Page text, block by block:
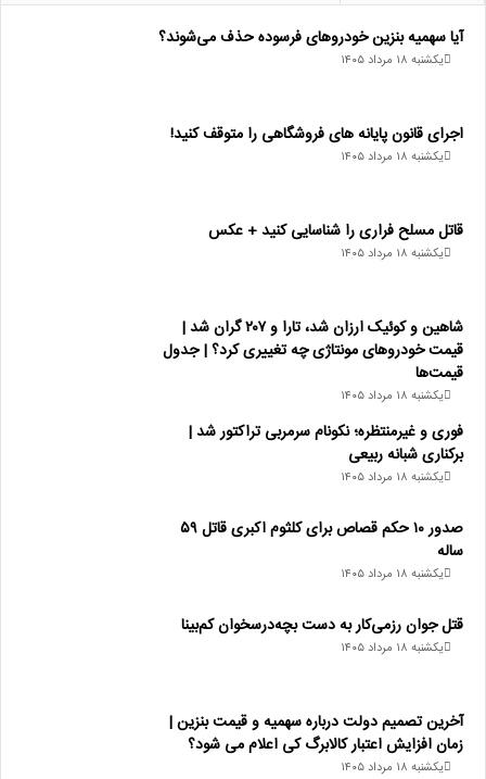
آیا سهمیه بنزین خودروهای فرسوده حذف می‌شوند؟
یکشنبه ۱۸ مرداد ۱۴۰۵
اجرای قانون پایانه های فروشگاهی را متوقف کنید!
یکشنبه ۱۸ مرداد ۱۴۰۵
قاتل مسلح فراری را شناسایی کنید + عکس
یکشنبه ۱۸ مرداد ۱۴۰۵
شاهین و کوئیک ارزان شد، تارا و ۲۰۷ گران شد |
قیمت خودروهای مونتاژی چه تغییری کرد؟ | جدول
قیمت‌ها
یکشنبه ۱۸ مرداد ۱۴۰۵
فوری و غیرمنتظره؛‌ نکونام سرمربی تراکتور شد |
برکناری شبانه ربیعی
یکشنبه ۱۸ مرداد ۱۴۰۵
صدور ۱۰ حکم قصاص برای کلثوم اکبری قاتل ۵۹
ساله
یکشنبه ۱۸ مرداد ۱۴۰۵
قتل جوان رزمی‌کار به دست بچه‌درسخوان کم‌بینا
یکشنبه ۱۸ مرداد ۱۴۰۵
آخرین تصمیم دولت درباره سهمیه و قیمت بنزین |
زمان افزایش اعتبار کالابرگ کی اعلام می شود؟
یکشنبه ۱۸ مرداد ۱۴۰۵